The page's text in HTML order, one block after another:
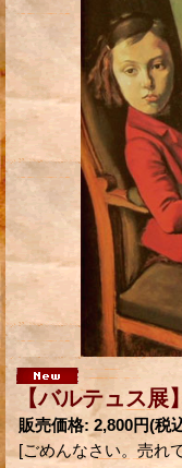
【バルテュス
販売価格: 2,800円(税
[ごめんなさい。売れ